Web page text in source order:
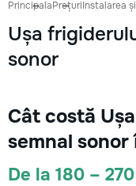
PrincipalaPrețuriInstalarea
Ușa
sonor
Cât costă
semnal
De la 180 –